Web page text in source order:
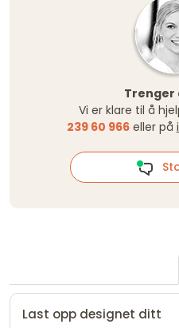
Trenger
Vi er klare til å
239 60 966 eller på
Last opp designet ditt